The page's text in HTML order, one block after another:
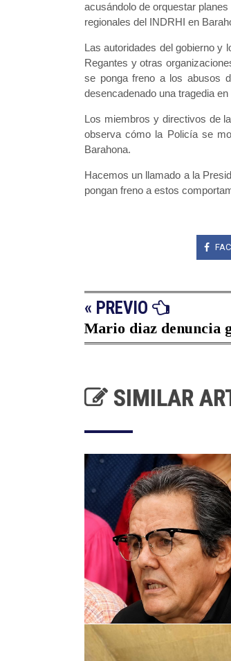
acusándolo de orquestar
regionales del INDRHI en
Las autoridades del gobierno y
Regantes y otras
se ponga freno a los abusos
desencadenado una tragedia
Los miembros y directivos de
observa cómo la Policía se
Barahona.
Hacemos un llamado a la
pongan freno a estos
« PREVIO
Mario diaz denuncia
SIMILAR